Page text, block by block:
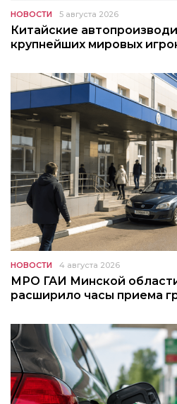
НОВОСТИ 5 августа 2026
Китайские
крупнейших мировых
НОВОСТИ 4 августа 2026
МРО ГАИ Минской
расширило часы приема